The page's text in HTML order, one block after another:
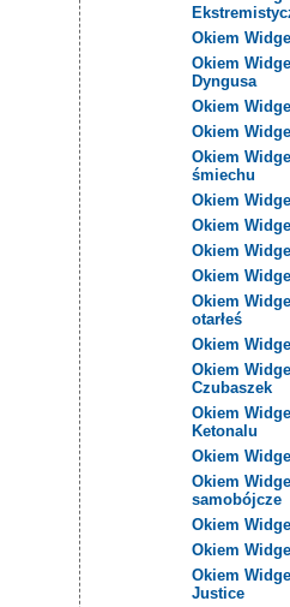
Okiem
Okiem
Dyngusa
Okiem
Okiem
Okiem
śmiechu
Okiem
Okiem
Okiem
Okiem
Okiem
otarłeś
Okiem
Okiem
Czubaszek
Okiem
Ketonalu
Okiem
Okiem
samobójcze
Okiem
Okiem
Okiem
Justice